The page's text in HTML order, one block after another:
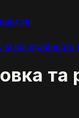
від крайнього